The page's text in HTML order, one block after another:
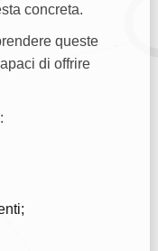
concreta.
queste
di offrire